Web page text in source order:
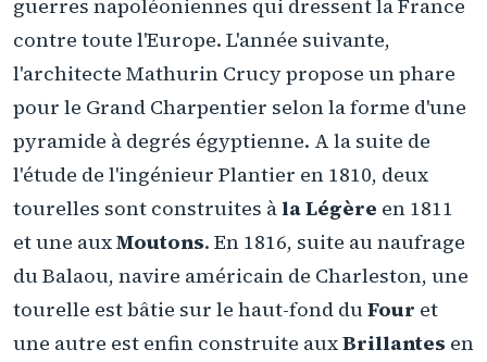
guerres napoléoniennes qui dressent la France
contre toute l'Europe. L'année suivante,
l'architecte Mathurin Crucy propose un phare
pour le Grand Charpentier selon la forme d'une
pyramide à degrés égyptienne. A la suite de
l'étude de l'ingénieur Plantier en 1810, deux
tourelles sont construites àla Légère en 1811
et une auxMoutons. En 1816, suite au naufrage
du Balaou, navire américain de Charleston, une
tourelle est bâtie sur le haut-fond duFour et
une autre est enfin construite auxBrillantes en